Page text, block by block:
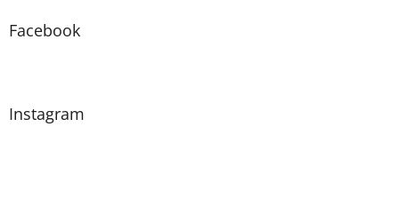
Facebook
Instagram